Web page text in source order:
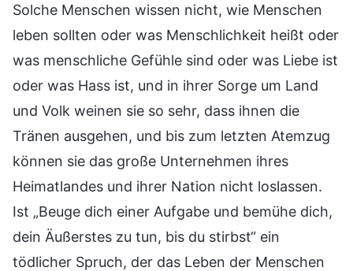
Solche Menschen wissen nicht, wie Menschen
leben sollten oder was Menschlichkeit heißt oder
was menschliche Gefühle sind oder was Liebe ist
oder was Hass ist, und in ihrer Sorge um Land
und Volk weinen sie so sehr, dass ihnen die
Tränen ausgehen, und bis zum letzten Atemzug
können sie das große Unternehmen ihres
Heimatlandes und ihrer Nation nicht loslassen.
Ist „Beuge dich einer Aufgabe und bemühe dich,
dein Äußerstes zu tun, bis du stirbst“ ein
tödlicher Spruch, der das Leben der Menschen